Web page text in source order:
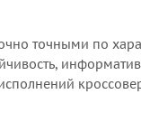
точными по